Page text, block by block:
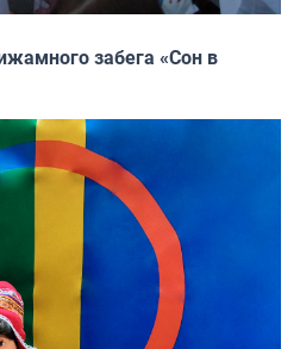
забега «Сон в